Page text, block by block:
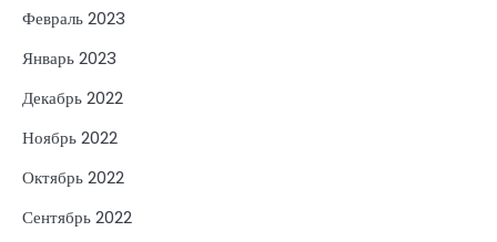
Февраль 2023
Январь 2023
Декабрь 2022
Ноябрь 2022
Октябрь 2022
Сентябрь 2022